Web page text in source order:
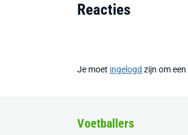
Reacties
Je moet ingelogd zijn om
Voetballers